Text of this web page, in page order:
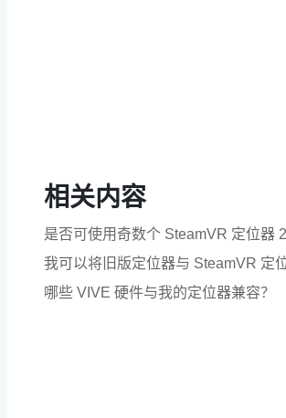
相关内容
是否可使用奇数个 SteamVR 定位器
我可以将旧版定位器与 SteamVR 定
哪些 VIVE 硬件与我的定位器兼容？